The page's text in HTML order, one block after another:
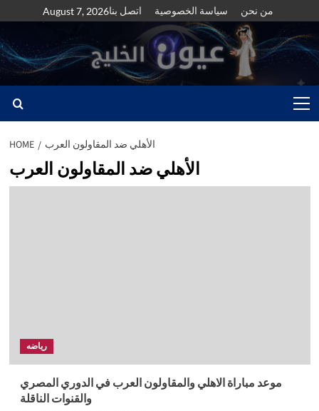
to
content
August 7, 2026اتصل بنا سياسة الخصوصية من نحن
Menu
HOME الأهلي ضد المقاولون العرب
الأهلي ضد المقاولون العرب
رياضه
موعد مباراة الاهلي والمقاولون العرب في الدوري المصري
والقنوات الناقلة